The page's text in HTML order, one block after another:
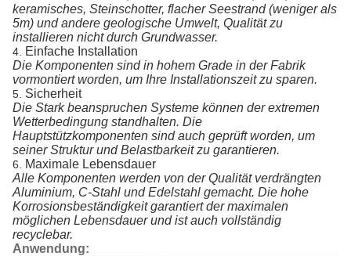
keramisches, Steinschotter, flacher Seestrand (weniger als
5m) und andere geologische Umwelt, Qualität zu
installieren nicht durch Grundwasser.
4.
Einfache Installation
Die Komponenten sind in hohem Grade in der Fabrik
vormontiert worden, um Ihre Installationszeit zu sparen.
5. Sicherheit
Die Stark beanspruchen Systeme können der extremen
Wetterbedingung standhalten. Die
Hauptstützkomponenten sind auch geprüft worden, um
seiner Struktur und Belastbarkeit zu garantieren.
6.
Maximale Lebensdauer
Alle Komponenten werden von der Qualität verdrängten
Aluminium, C-Stahl und Edelstahl gemacht. Die hohe
Korrosionsbeständigkeit garantiert der maximalen
möglichen Lebensdauer und ist auch vollständig
recyclebar.
Anwendung: